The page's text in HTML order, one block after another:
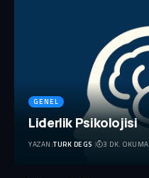
GENEL
Liderlik Psikolojisi
YAZAN:TURK DEGS 3 DK. OKUMA